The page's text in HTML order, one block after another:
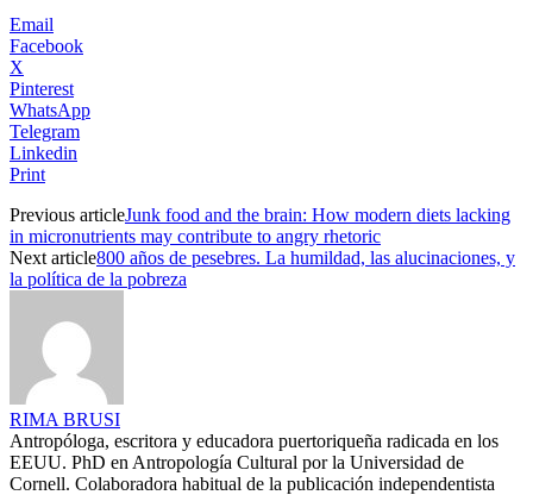
Email
Facebook
X
Pinterest
WhatsApp
Telegram
Linkedin
Print
Previous articleJunk food and the brain: How modern diets lacking
in micronutrients may contribute to angry rhetoric
Next article800 años de pesebres. La humildad, las alucinaciones, y
la política de la pobreza
RIMA BRUSI
Antropóloga, escritora y educadora puertoriqueña radicada en los
EEUU. PhD en Antropología Cultural por la Universidad de
Cornell. Colaboradora habitual de la publicación independentista